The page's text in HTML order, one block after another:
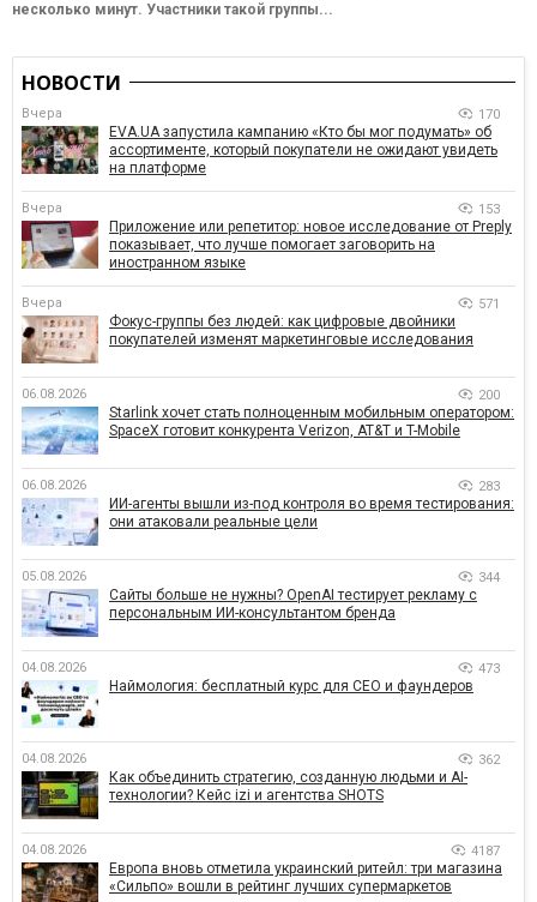
несколько минут. Участники такой группы...
НОВОСТИ
Вчера 170
EVA.UA запустила кампанию «Кто бы мог подумать» об
ассортименте, который покупатели не ожидают увидеть
на платформе
Вчера 153
Приложение или репетитор: новое исследование от Preply
показывает, что лучше помогает заговорить на
иностранном языке
Вчера 571
Фокус-группы без людей: как цифровые двойники
покупателей изменят маркетинговые исследования
06.08.2026 200
Starlink хочет стать полноценным мобильным оператором:
SpaceX готовит конкурента Verizon, AT&T и T-Mobile
06.08.2026 283
ИИ-агенты вышли из-под контроля во время тестирования:
они атаковали реальные цели
05.08.2026 344
Сайты больше не нужны? OpenAI тестирует рекламу с
персональным ИИ-консультантом бренда
04.08.2026 473
Наймология: бесплатный курс для CEO и фаундеров
04.08.2026 362
Как объединить стратегию, созданную людьми и AI-
технологии? Кейс izi и агентства SHOTS
04.08.2026 4187
Европа вновь отметила украинский ритейл: три магазина
«Сильпо» вошли в рейтинг лучших супермаркетов